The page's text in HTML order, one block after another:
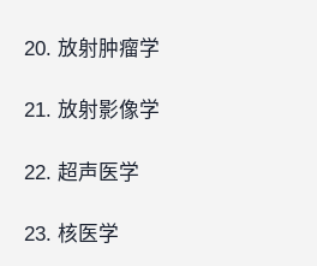
20. 放射肿瘤学
21. 放射影像学
22. 超声医学
23. 核医学